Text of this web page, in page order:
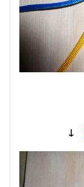
↓